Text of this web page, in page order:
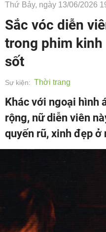
Thứ Bảy, ngày 13/06/2026
Sắc vóc diễn
trong phim
sốt
Sự kiện: Thời trang
Khác với ngoại hình
rộng, nữ diễn viên
quyến rũ, xinh đẹp ở